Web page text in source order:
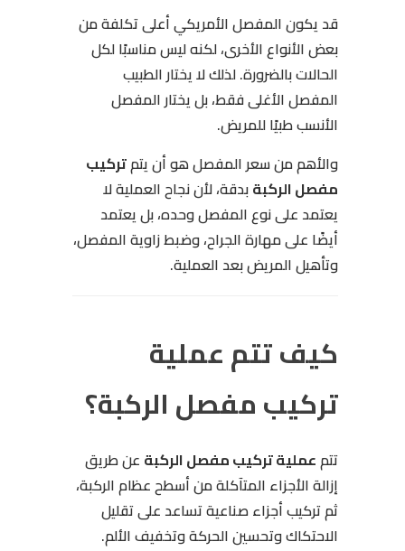
قد يكون المفصل الأمريكي أعلى تكلفة من
بعض الأنواع الأخرى، لكنه ليس مناسبًا لكل
الحالات بالضرورة. لذلك لا يختار الطبيب
المفصل الأغلى فقط، بل يختار المفصل
الأنسب طبيًا للمريض.
والأهم من سعر المفصل هو أن يتمتركيب
مفصل الركبةبدقة، لأن نجاح العملية لا
يعتمد على نوع المفصل وحده، بل يعتمد
أيضًا على مهارة الجراح، وضبط زاوية المفصل،
وتأهيل المريض بعد العملية.
كيف تتم عملية
تركيب مفصل الركبة؟
تتمعملية تركيب مفصل الركبة عن طريق
إزالة الأجزاء المتآكلة من أسطح عظام الركبة،
ثم تركيب أجزاء صناعية تساعد على تقليل
الاحتكاك وتحسين الحركة وتخفيف الألم.